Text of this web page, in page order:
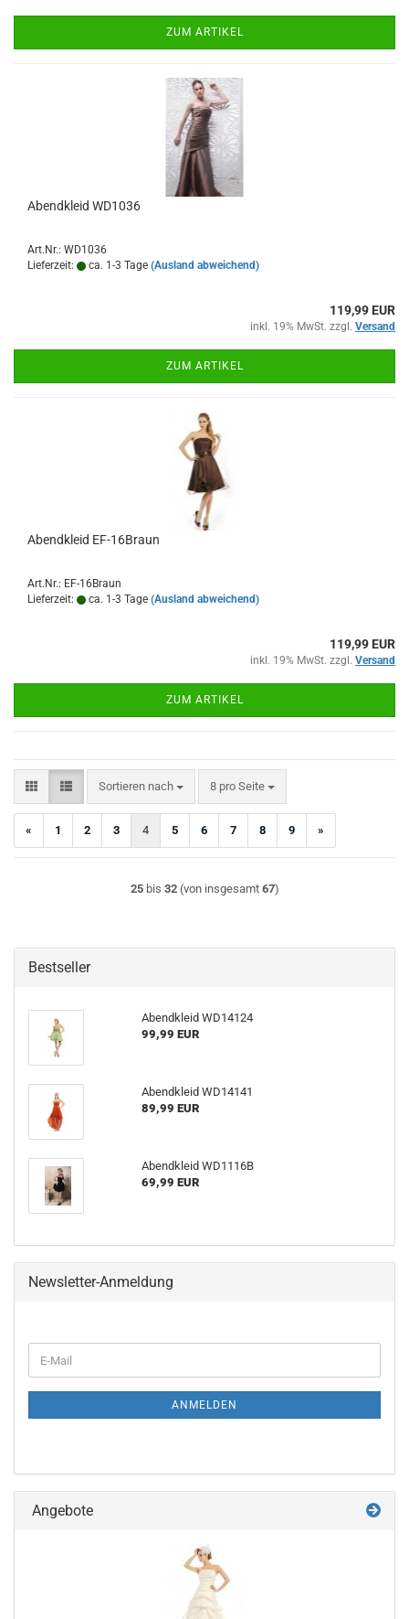
ZUM ARTIKEL
Abendkleid WD1036
Art.Nr.: WD1036
Lieferzeit:
ca. 1-3 Tage (Ausland abweichend)
119,99 EUR
inkl. 19% MwSt. zzgl. Versand
ZUM ARTIKEL
Abendkleid EF-16Braun
Art.Nr.: EF-16Braun
Lieferzeit:
ca. 1-3 Tage (Ausland abweichend)
119,99 EUR
inkl. 19% MwSt. zzgl. Versand
ZUM ARTIKEL
Sortieren nach
Sortieren nach 8 pro Seite
pro Seite
« 1 2 3 4 5 6 7 8 9 »
25bis 32(von insgesamt 67)
Bestseller
Abendkleid WD14124
99,99 EUR
Abendkleid WD14141
89,99 EUR
Abendkleid WD1116B
69,99 EUR
Newsletter-Anmeldung
ZUR
E-
Mail
ANMELDEN
Angebote